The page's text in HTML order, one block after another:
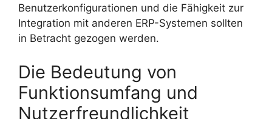
Benutzerkonfigurationen und die Fähigkeit zur
Integration mit anderen ERP-Systemen sollten
in Betracht gezogen werden.
Die Bedeutung von
Funktionsumfang und
Nutzerfreundlichkeit